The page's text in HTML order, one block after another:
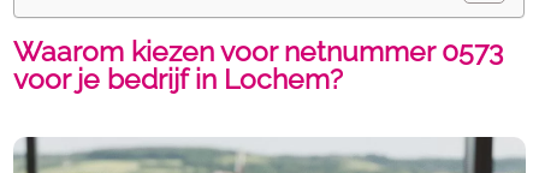
Waarom kiezen voor netnummer 0573
voor je bedrijf in Lochem?